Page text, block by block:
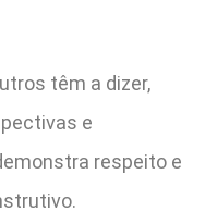
têm a dizer,
e
respeito e